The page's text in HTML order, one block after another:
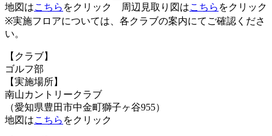
地図はこちら をクリック 周辺見取り図はこちら をクリック
※実施フロアについては、各クラブの案内にてご確認くださ
い。
【クラブ】
ゴルフ部
【実施場所】
南山カントリークラブ
（愛知県豊田市中金町獅子ヶ谷955）
地図はこちら をクリック